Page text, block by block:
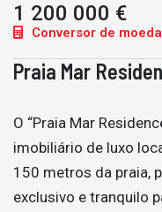
1 200 000 €
Conversor de moeda
Praia Mar
O “Praia Mar
imobiliário de luxo
150 metros da praia,
exclusivo e tranquilo